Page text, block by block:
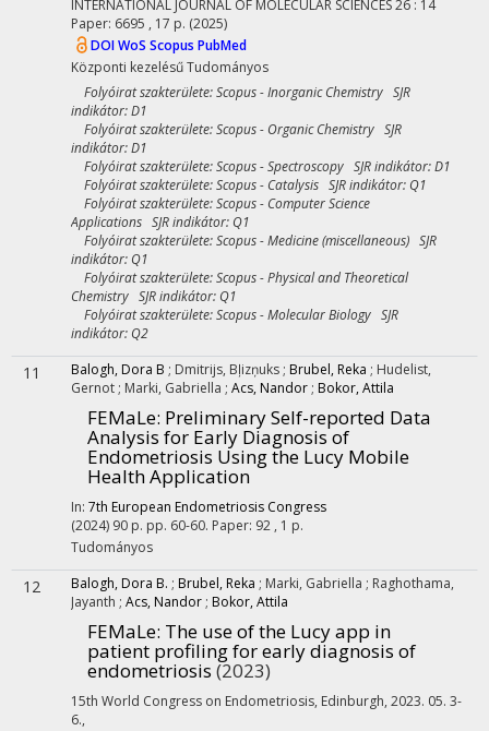
INTERNATIONAL JOURNAL OF MOLECULAR SCIENCES26 : 14
Paper: 6695 , 17 p. (2025)
DOIWoS Scopus PubMed
Központi kezelésűTudományos
Folyóirat szakterülete: Scopus - Inorganic Chemistry SJR
indikátor: D1
Folyóirat szakterülete: Scopus - Organic Chemistry SJR
indikátor: D1
Folyóirat szakterülete: Scopus - Spectroscopy SJR indikátor: D1
Folyóirat szakterülete: Scopus - Catalysis SJR indikátor: Q1
Folyóirat szakterülete: Scopus - Computer Science
Applications SJR indikátor: Q1
Folyóirat szakterülete: Scopus - Medicine (miscellaneous) SJR
indikátor: Q1
Folyóirat szakterülete: Scopus - Physical and Theoretical
Chemistry SJR indikátor: Q1
Folyóirat szakterülete: Scopus - Molecular Biology SJR
indikátor: Q2
11 Balogh, Dora B ; Dmitrijs, Bļizņuks ; Brubel, Reka ; Hudelist,
Gernot ; Marki, Gabriella ; Acs, Nandor ; Bokor, Attila
FEMaLe: Preliminary Self-reported Data
Analysis for Early Diagnosis of
Endometriosis Using the Lucy Mobile
Health Application
In: 7th European Endometriosis Congress
(2024) 90 p. pp. 60-60. Paper: 92 , 1 p.
Tudományos
12 Balogh, Dora B. ; Brubel, Reka ; Marki, Gabriella ; Raghothama,
Jayanth ; Acs, Nandor ; Bokor, Attila
FEMaLe: The use of the Lucy app in
patient profiling for early diagnosis of
endometriosis (2023)
15th World Congress on Endometriosis, Edinburgh, 2023. 05. 3-
6.,